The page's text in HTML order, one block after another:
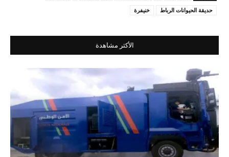
حديقة الحيوانات الرباط
خنيفرة
الأكثر مشاهدة